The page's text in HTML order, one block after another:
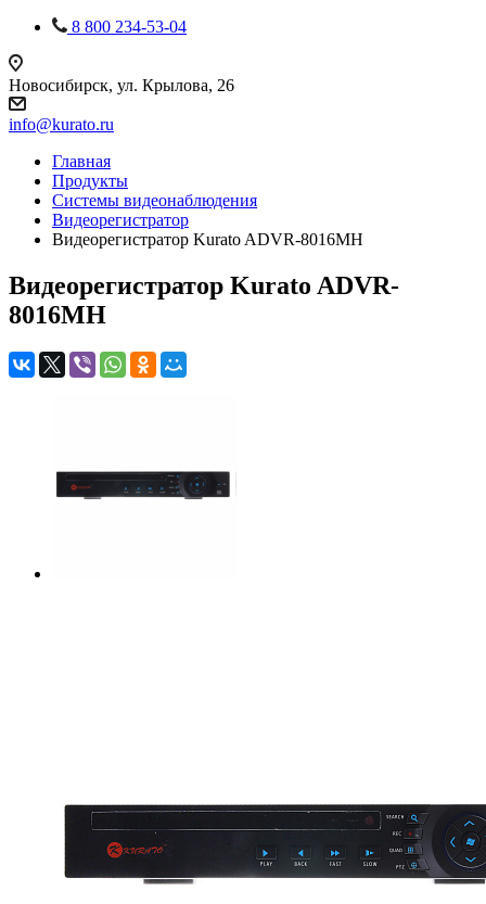
8 800 234-53-04
Новосибирск, ул. Крылова, 26
info@kurato.ru
Главная
Продукты
Системы видеонаблюдения
Видеорегистратор
Видеорегистратор Kurato ADVR-8016MH
Видеорегистратор Kurato ADVR-
8016MH